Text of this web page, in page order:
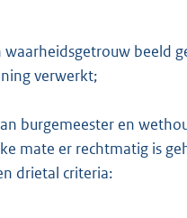
beeld
verwerkt;
burgemeester en
mate er rechtmatig is
drietal criteria: